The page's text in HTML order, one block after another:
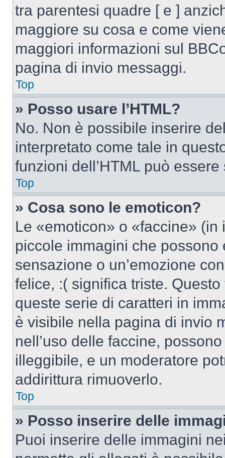
tra parentesi quadre [ e ]
maggiore su cosa e come
maggiori informazioni sul
pagina di invio messaggi.
Top
» Posso usare l’HTML?
No. Non è possibile inserire
interpretato come tale in
funzioni dell’HTML può
Top
» Cosa sono le emoticon?
Le «emoticon» o «faccine»
piccole immagini che
sensazione o un’emozione
felice, :( significa triste.
queste serie di caratteri in
è visibile nella pagina di invio
nell’uso delle faccine,
illeggibile, e un moderatore
addirittura rimuoverlo.
Top
» Posso inserire delle
Puoi inserire delle immagini